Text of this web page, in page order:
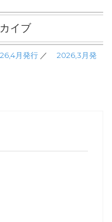
イブ
月発行 ／ 2026,3月発